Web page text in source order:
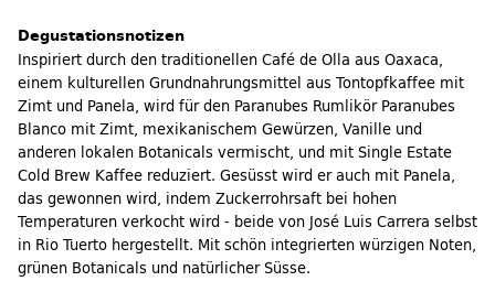
Degustationsnotizen
Inspiriert durch den traditionellen Café de Olla aus Oaxaca,
einem kulturellen Grundnahrungsmittel aus Tontopfkaffee mit
Zimt und Panela, wird für den Paranubes Rumlikör Paranubes
Blanco mit Zimt, mexikanischem Gewürzen, Vanille und
anderen lokalen Botanicals vermischt, und mit Single Estate
Cold Brew Kaffee reduziert. Gesüsst wird er auch mit Panela,
das gewonnen wird, indem Zuckerrohrsaft bei hohen
Temperaturen verkocht wird - beide von José Luis Carrera selbst
in Rio Tuerto hergestellt. Mit schön integrierten würzigen Noten,
grünen Botanicals und natürlicher Süsse.